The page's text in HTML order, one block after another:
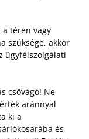
téren vagy
szüksége, akkor
ügyfélszolgálati
csővágó! Ne
aránnyal
ki a
és